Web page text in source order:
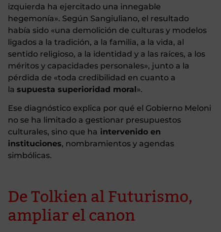
izquierda ha ejercitado una innegable
hegemonía». Según Sangiuliano, el resultado
había sido «una demolición de culturas y modelos
ligados a la tradición, a la familia, a la vida, al
sentido religioso, a la identidad y a las raíces, a los
méritos y capacidades personales», junto a la
pérdida de «toda credibilidad en cuanto a
la supuesta superioridad moral».
Ese diagnóstico explica por qué el Gobierno Meloni
no se ha limitado a gestionar presupuestos
culturales, sino que ha intervenido en
instituciones, nombramientos y agendas
simbólicas.
De Tolkien al Futurismo,
ampliar el canon